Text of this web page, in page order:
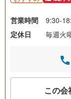
営業時間
9:30-
定休日
毎週火
この